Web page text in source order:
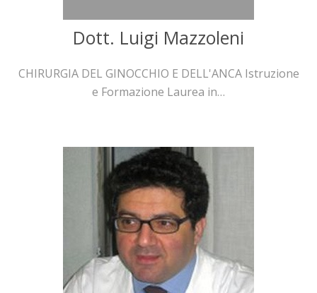
Dott. Luigi Mazzoleni
CHIRURGIA DEL GINOCCHIO E DELL'ANCA Istruzione
e Formazione Laurea in…